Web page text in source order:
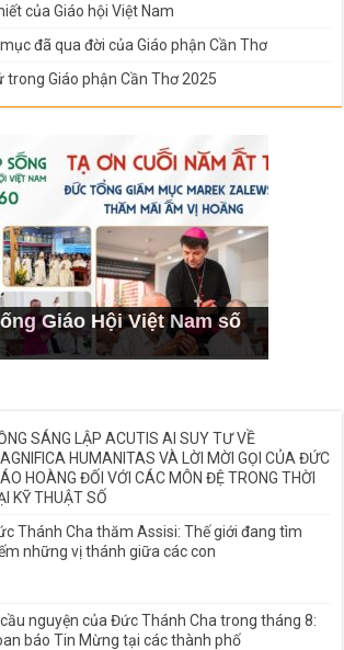
của Giáo hội Việt Nam
đã qua đời của Giáo phận Cần Thơ
trong Giáo phận Cần Thơ 2025
Giáo Hội Việt Nam số
SÁNG LẬP ACUTIS AI SUY TƯ VỀ
HUMANITAS VÀ LỜI MỜI GỌI CỦA ĐỨC
HOÀNG ĐỐI VỚI CÁC MÔN ĐỆ TRONG THỜI
KỸ THUẬT SỐ
Thánh Cha thăm Assisi: Thế giới đang tìm
những vị thánh giữa các con
nguyện của Đức Thánh Cha trong tháng 8:
báo Tin Mừng tại các thành phố